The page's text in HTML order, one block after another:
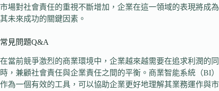
市場對社會責任的重視不斷增加，企業在這一領域的表現將成為
其未來成功的關鍵因素。
常見問題Q&A
在當前競爭激烈的商業環境中，企業越來越需要在追求利潤的同
時，兼顧社會責任與企業責任之間的平衡。商業智能系統（BI）
作為一個有效的工具，可以協助企業更好地理解其業務運作與市